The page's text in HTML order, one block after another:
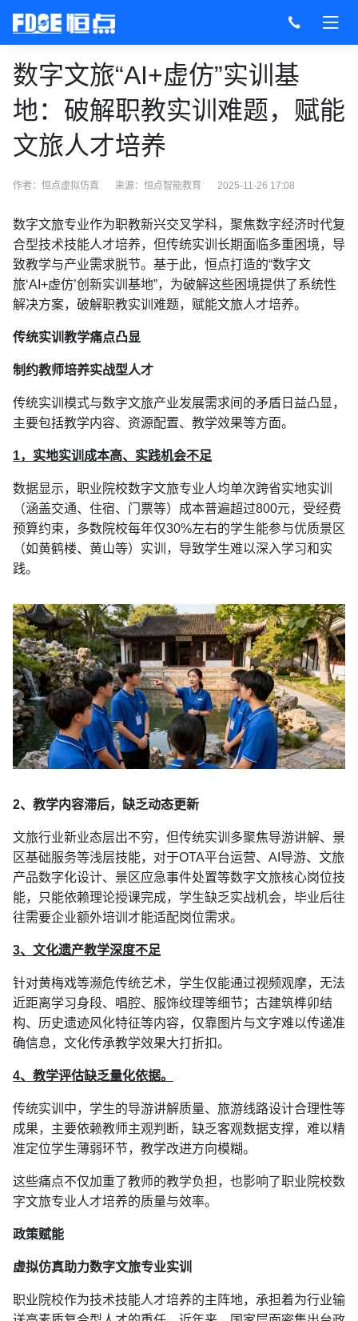
数字文旅“AI+虚仿”实训基
地：破解职教实训难题，赋能
文旅人才培养
作者：恒点虚拟仿真 来源： 恒点智能教育 2025-11-26 17:08
数字文旅专业作为职教新兴交叉学科，聚焦数字经济时代复
合型技术技能人才培养，但传统实训长期面临多重困境，导
致教学与产业需求脱节。基于此，恒点打造的“数字文
旅‘AI+虚仿’创新实训基地”，为破解这些困境提供了系统性
解决方案，破解职教实训难题，赋能文旅人才培养。
传统实训教学痛点凸显
制约教师培养实战型人才
传统实训模式与数字文旅产业发展需求间的矛盾日益凸显，
主要包括教学内容、资源配置、教学效果等方面。
1，实地实训成本高、实践机会不足
数据显示，职业院校数字文旅专业人均单次跨省实地实训
（涵盖交通、住宿、门票等）成本普遍超过800元，受经费
预算约束，多数院校每年仅30%左右的学生能参与优质景区
（如黄鹤楼、黄山等）实训，导致学生难以深入学习和实
践。
2、教学内容滞后，缺乏动态更新
文旅行业新业态层出不穷，但传统实训多聚焦导游讲解、景
区基础服务等浅层技能，对于OTA平台运营、AI导游、文旅
产品数字化设计、景区应急事件处置等数字文旅核心岗位技
能，只能依赖理论授课完成，学生缺乏实战机会，毕业后往
往需要企业额外培训才能适配岗位需求。
3、文化遗产教学深度不足
针对黄梅戏等濒危传统艺术，学生仅能通过视频观摩，无法
近距离学习身段、唱腔、服饰纹理等细节；古建筑榫卯结
构、历史遗迹风化特征等内容，仅靠图片与文字难以传递准
确信息，文化传承教学效果大打折扣。
4、教学评估缺乏量化依据。
传统实训中，学生的导游讲解质量、旅游线路设计合理性等
成果，主要依赖教师主观判断，缺乏客观数据支撑，难以精
准定位学生薄弱环节，教学改进方向模糊。
这些痛点不仅加重了教师的教学负担，也影响了职业院校数
字文旅专业人才培养的质量与效率。
政策赋能
虚拟仿真助力数字文旅专业实训
职业院校作为技术技能人才培养的主阵地，承担着为行业输